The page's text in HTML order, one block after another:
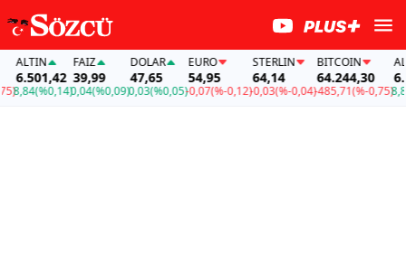
ALTIN
6.501,42
(%0,14)
FAİZ
39,99
0,04(%0,09)
DOLAR
47,65
0,03(%0,05)
EURO
54,95
-0,07(%-0,12)
STERLIN
64,14
-0,03(%-0,04)
BITCOIN
64.244,30
-485,71(%-0,75)8,84